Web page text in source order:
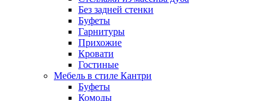
Без задней стенки
Буфеты
Гарнитуры
Прихожие
Кровати
Гостиные
Мебель в стиле Кантри
Буфеты
Комоды